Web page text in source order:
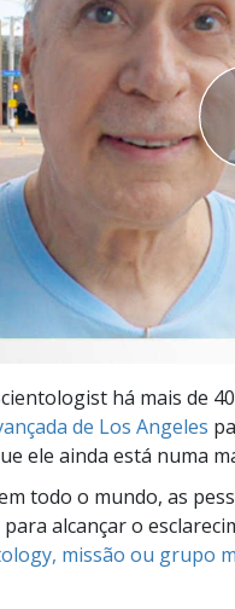
há mais de
de Los Angeles
ele ainda está numa
todo o mundo, as
alcançar o
missão ou grupo